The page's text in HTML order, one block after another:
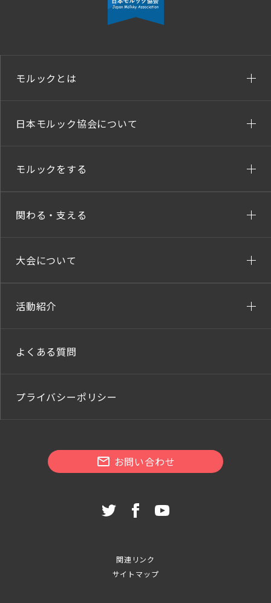
モルックとは
日本モルック協会について
モルックをする
関わる・支える
大会について
活動紹介
よくある質問
プライバシーポリシー
お問い合わせ
関連リンク
サイトマップ